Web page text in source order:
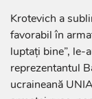
Krotevich a
favorabil în
luptaţi bine”, le-
reprezentantul
ucraineană